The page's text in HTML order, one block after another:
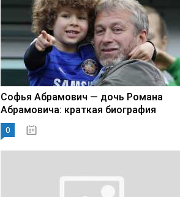
Софья Абрамович — дочь Романа
Абрамовича: краткая биография
0